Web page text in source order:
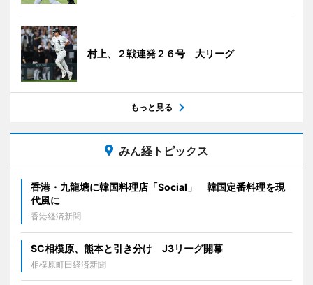
村上、２戦連発２６号 大リーグ
もっと見る
みん経トピックス
香港・九龍塘に韓国料理店「Social」 韓国定番料理を現
代風に
香港経済新聞
SC相模原、熊本と引き分け J3リーグ開幕
相模原町田経済新聞